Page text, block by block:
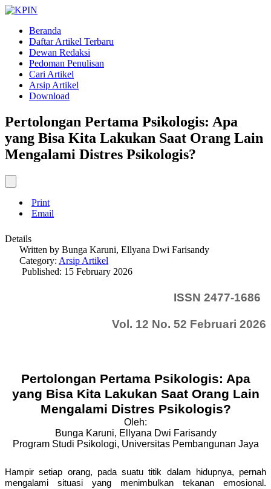
Beranda
Daftar Artikel Terbaru
Dewan Redaksi
Pedoman Penulisan
Cari Artikel
Arsip Artikel
Download
Pertolongan Pertama Psikologis: Apa
yang Bisa Kita Lakukan Saat Orang Lain
Mengalami Distres Psikologis?
Print
Email
Details
Written by Bunga Karuni, Ellyana Dwi Farisandy
Category: Arsip Artikel
Published: 15 February 2026
ISSN 2477-1686
Vol. 12 No. 52 Februari 2026
Pertolongan Pertama Psikologis: Apa
yang Bisa Kita Lakukan Saat Orang Lain
Mengalami Distres Psikologis?
Oleh:
Bunga Karuni, Ellyana Dwi Farisandy
Program Studi Psikologi, Universitas Pembangunan Jaya
Hampir setiap orang, pada suatu titik dalam hidupnya, pernah
mengalami situasi yang menimbulkan tekanan emosional.